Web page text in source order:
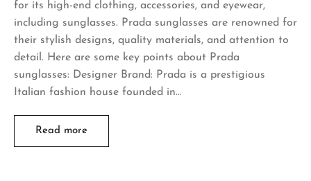
for its high-end clothing, accessories, and eyewear,
including sunglasses. Prada sunglasses are renowned for
their stylish designs, quality materials, and attention to
detail. Here are some key points about Prada
sunglasses: Designer Brand: Prada is a prestigious
Italian fashion house founded in…
Read more